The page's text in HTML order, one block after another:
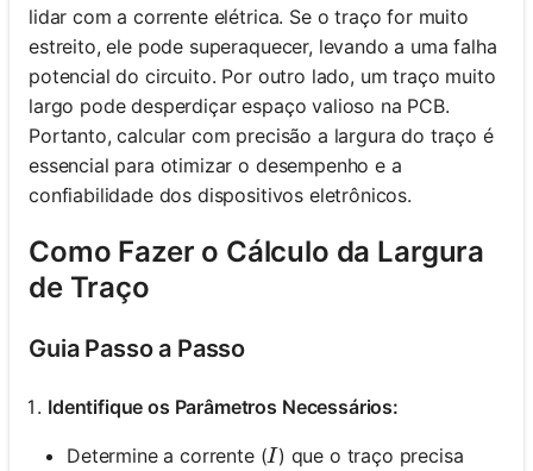
lidar com a corrente elétrica. Se o traço for muito
estreito, ele pode superaquecer, levando a uma falha
potencial do circuito. Por outro lado, um traço muito
largo pode desperdiçar espaço valioso na PCB.
Portanto, calcular com precisão a largura do traço é
essencial para otimizar o desempenho e a
confiabilidade dos dispositivos eletrônicos.
Como Fazer o Cálculo da Largura
de Traço
Guia Passo a Passo
Identifique os Parâmetros Necessários:
Determine a corrente (I
I) que o traço precisa